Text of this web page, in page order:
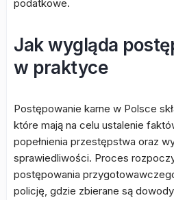
podatkowe.
Jak wygląda
w praktyce
Postępowanie karne w Polsce
które mają na celu ustalenie
popełnienia przestępstwa oraz
sprawiedliwości. Proces
postępowania
policję, gdzie zbierane są